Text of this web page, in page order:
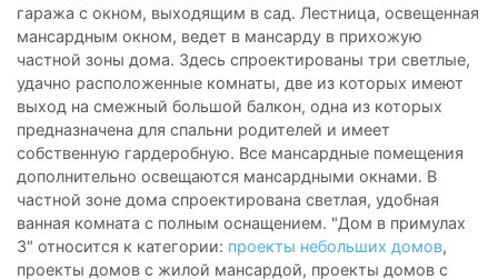
гаража с окном, выходящим в сад. Лестница, освещенная
мансардным окном, ведет в мансарду в прихожую
частной зоны дома. Здесь спроектированы три светлые,
удачно расположенные комнаты, две из которых имеют
выход на смежный большой балкон, одна из которых
предназначена для спальни родителей и имеет
собственную гардеробную. Все мансардные помещения
дополнительно освещаются мансардными окнами. В
частной зоне дома спроектирована светлая, удобная
ванная комната с полным оснащением. "Дом в примулах
3" относится к категории: проекты небольших домов,
проекты домов с жилой мансардой, проекты домов с